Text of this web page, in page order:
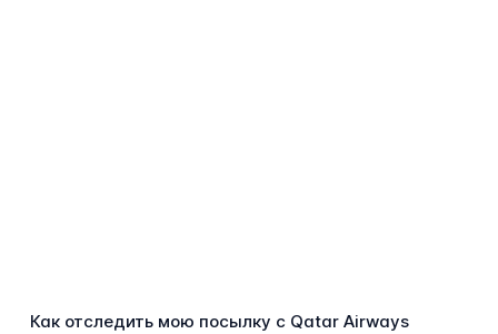
Как отследить мою посылку с Qatar Airways